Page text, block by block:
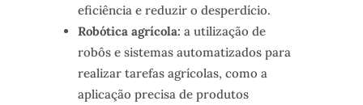
eficiência e reduzir o desperdício.
Robótica agrícola: a utilização de
robôs e sistemas automatizados para
realizar tarefas agrícolas, como a
aplicação precisa de produtos